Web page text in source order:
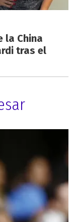
la China
tras el